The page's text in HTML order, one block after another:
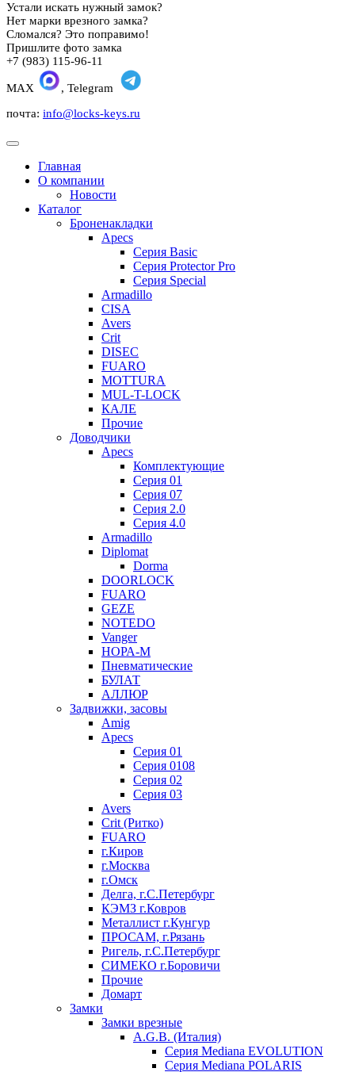
Устали искать нужный замок?
Нет марки врезного замка?
Сломался? Это поправимо!
Пришлите фото замка
+7 (983) 115-96-11
MAX
, Telegram
почта: info@locks-keys.ru
Главная
О компании
Новости
Каталог
Броненакладки
Apecs
Серия Basic
Серия Protector Pro
Серия Special
Armadillo
CISA
Avers
Crit
DISEC
FUARO
MOTTURA
MUL-T-LOCK
КАЛЕ
Прочие
Доводчики
Apecs
Комплектующие
Серия 01
Серия 07
Серия 2.0
Серия 4.0
Armadillo
Diplomat
Dorma
DOORLOCK
FUARO
GEZE
NOTEDO
Vanger
НОРА-М
Пневматические
БУЛАТ
АЛЛЮР
Задвижки, засовы
Amig
Apecs
Серия 01
Серия 0108
Серия 02
Серия 03
Avers
Crit (Ритко)
FUARO
г.Киров
г.Москва
г.Омск
Делга, г.С.Петербург
КЭМЗ г.Ковров
Металлист г.Кунгур
ПРОСАМ, г.Рязань
Ригель, г.С.Петербург
СИМЕКО г.Боровичи
Прочие
Домарт
Замки
Замки врезные
A.G.B. (Италия)
Серия Mediana EVOLUTION
Серия Mediana POLARIS